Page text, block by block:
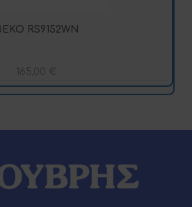
RS9152WN
165,00 €